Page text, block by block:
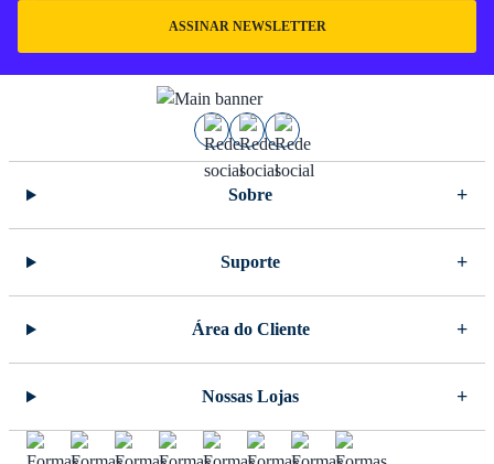
ASSINAR NEWSLETTER
Sobre
Suporte
Área do Cliente
Nossas Lojas